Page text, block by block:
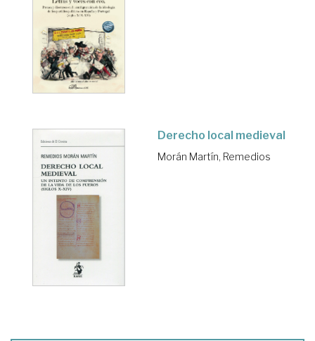
Derecho local medieval
Morán Martín, Remedios